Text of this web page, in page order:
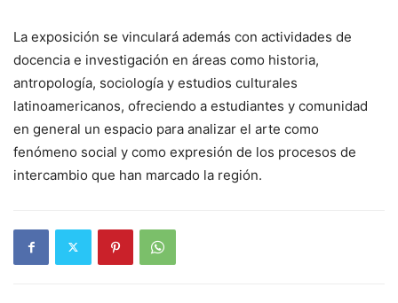
La exposición se vinculará además con actividades de
docencia e investigación en áreas como historia,
antropología, sociología y estudios culturales
latinoamericanos, ofreciendo a estudiantes y comunidad
en general un espacio para analizar el arte como
fenómeno social y como expresión de los procesos de
intercambio que han marcado la región.